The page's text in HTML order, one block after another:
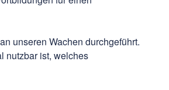
unseren Wachen durchgeführt.
nutzbar ist, welches